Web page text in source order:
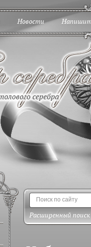
Новости
Расширенный поиск